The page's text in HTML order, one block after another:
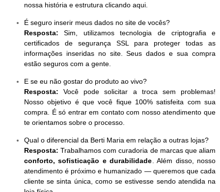
nossa história e estrutura clicando aqui.
É seguro inserir meus dados no site de vocês?
Resposta: Sim, utilizamos tecnologia de criptografia e
certificados de segurança SSL para proteger todas as
informações inseridas no site. Seus dados e sua compra
estão seguros com a gente.
E se eu não gostar do produto ao vivo?
Resposta: Você pode solicitar a troca sem problemas!
Nosso objetivo é que você fique 100% satisfeita com sua
compra. É só entrar em contato com nosso atendimento que
te orientamos sobre o processo.
Qual o diferencial da Berti Maria em relação a outras lojas?
Resposta: Trabalhamos com curadoria de marcas que aliam
conforto, sofisticação e durabilidade . Além disso, nosso
atendimento é próximo e humanizado — queremos que cada
cliente se sinta única, como se estivesse sendo atendida na